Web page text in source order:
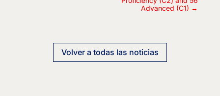
Advanced (C1) →
Volver a todas las noticias